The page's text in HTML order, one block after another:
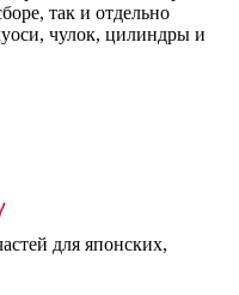
так и отдельно
чулок, цилиндры и
для японских,